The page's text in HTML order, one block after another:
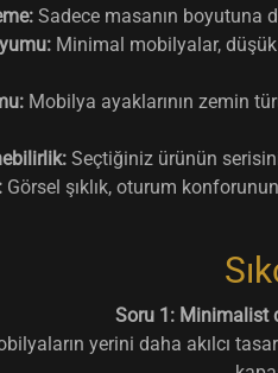
Sadece masanın boyutuna
Minimal mobilyalar, düşük
Mobilya ayaklarının zemin
Seçtiğiniz ürünün
Görsel şıklık, oturum
Soru 1: Minimalist
yerini daha akılcı